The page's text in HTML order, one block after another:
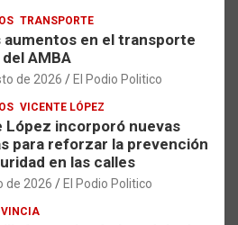
TRANSPORTE
aumentos en el transporte
AMBA
de 2026 El Podio Politico
VICENTE LÓPEZ
López incorporó nuevas
para reforzar la prevención
en las calles
de 2026 El Podio Politico